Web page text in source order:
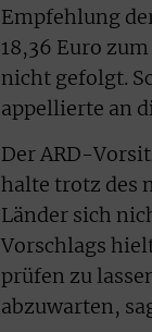
Empfehlung
18,36 Euro
nicht gefolgt.
appellierte an
Der ARD-
halte trotz des
Länder sich
Vorschlags
prüfen zu
abzuwarten,